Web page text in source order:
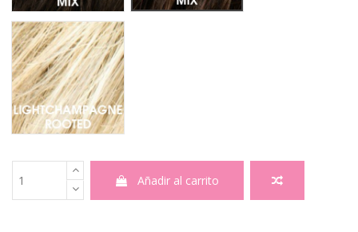
Lightchampagne Rooted - Raiz oscura 25.23.22
Añadir al carrito